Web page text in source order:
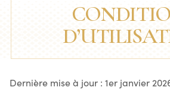
Dernière mise à jour : 1er janvier